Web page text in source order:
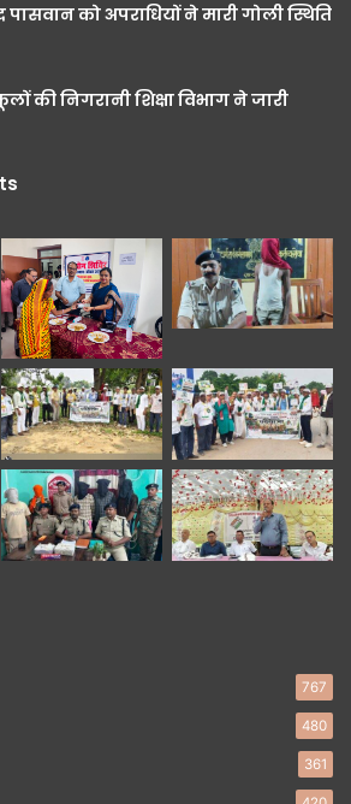
को अपराधियों ने मारी गोली स्थिति
की निगरानी शिक्षा विभाग ने जारी
767
480
361